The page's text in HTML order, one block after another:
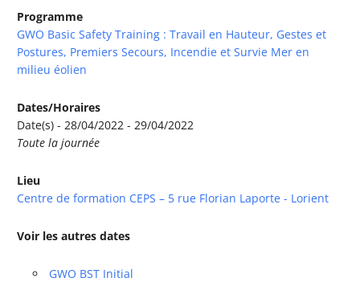
Programme
GWO Basic Safety Training : Travail en Hauteur, Gestes et
Postures, Premiers Secours, Incendie et Survie Mer en
milieu éolien
Dates/Horaires
Date(s) - 28/04/2022 - 29/04/2022
Toute la journée
Lieu
Centre de formation CEPS – 5 rue Florian Laporte - Lorient
Voir les autres dates
GWO BST Initial